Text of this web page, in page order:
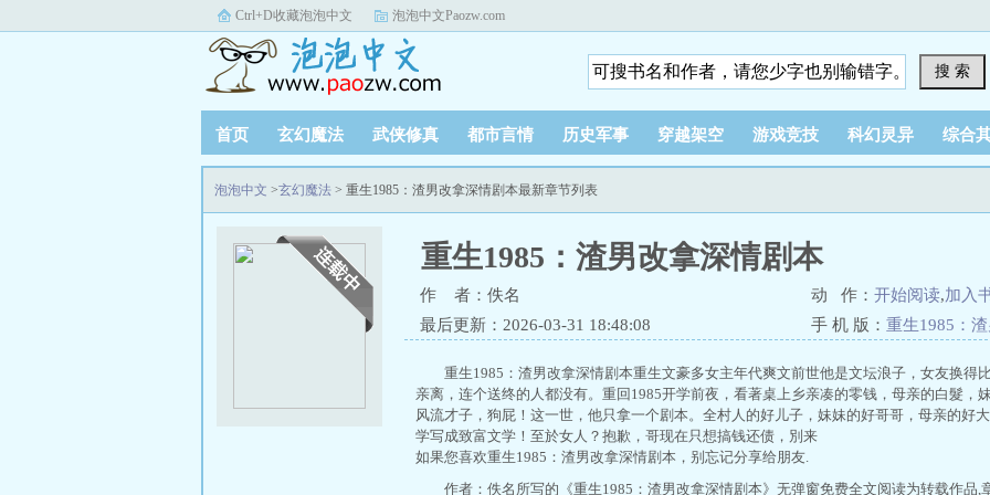
Ctrl+D收藏泡泡中文 泡泡中文Paozw.com
搜 索
首页 玄幻魔法 武侠修真 都市言情 历史军事 穿越架空 游戏竞技 科幻灵异 综合
泡泡中文 >玄幻魔法 > 重生1985：渣男改拿深情剧本最新章节列表
重生1985：渣男改拿深情剧本
作 者：佚名 动 作： 开始阅读,加入
最后更新：2026-03-31 18:48:08
手 机 版： 重生1985：
重生1985：渣男改拿深情剧本重生文豪多女主年代爽文前世他是文坛浪子，女友换得
亲离，连个送终的人都没有。重回1985开学前夜，看著桌上乡亲凑的零钱，母亲的白髮，
风流才子，狗屁！这一世，他只拿一个剧本。全村人的好儿子，妹妹的好哥哥，母亲的好
学写成致富文学！至於女人？抱歉，哥现在只想搞钱还债，別来
如果您喜欢重生1985：渣男改拿深情剧本，别忘记分享给朋友.
作者：佚名所写的《重生1985：渣男改拿深情剧本》无弹窗免费全文阅读为转载作品,